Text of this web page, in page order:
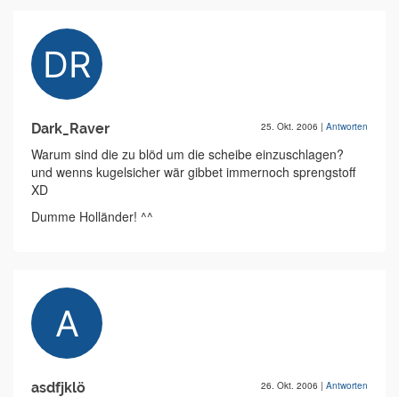
Dark_Raver 25. Okt. 2006 | Antworten
Warum sind die zu blöd um die scheibe einzuschlagen?
und wenns kugelsicher wär gibbet immernoch sprengstoff
XD
Dumme Holländer! ^^
asdfjklö 26. Okt. 2006 | Antworten